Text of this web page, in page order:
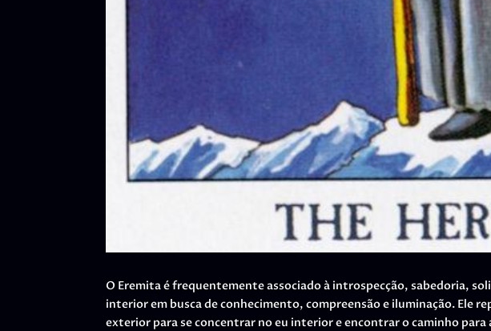
O Eremita é frequentemente associado à introspecção, sabedoria,
interior em busca de conhecimento, compreensão e iluminação. Ele
exterior para se concentrar no eu interior e encontrar o caminho para